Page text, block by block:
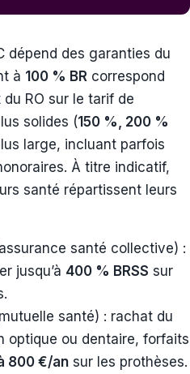
dépend des garanties du
à 100 % BR correspond
RO sur le tarif de
solides (150 %, 200 %
large, incluant parfois
À titre indicatif,
santé répartissent leurs
santé collective) :
jusqu’à 400 % BRSS sur
santé) : rachat du
optique ou dentaire, forfaits
800 €/an sur les prothèses.